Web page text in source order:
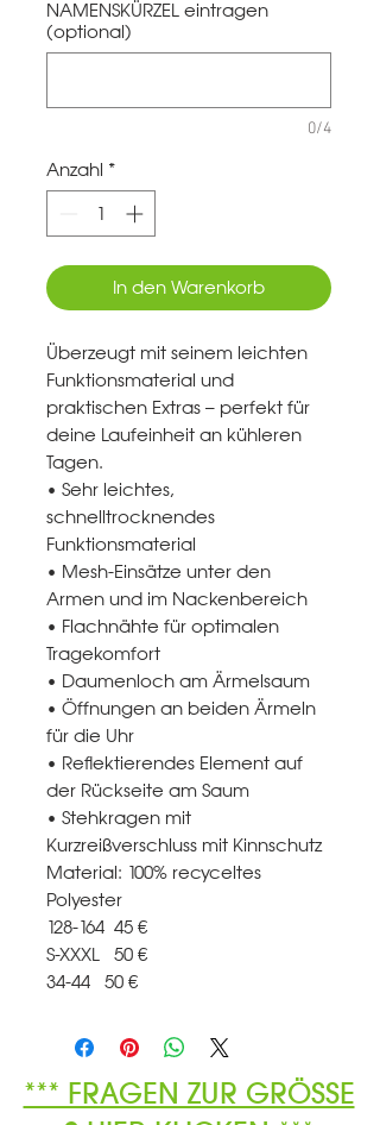
NAMENSKÜRZEL eintragen
(optional)
0/4
Anzahl *
In den Warenkorb
Überzeugt mit seinem leichten
Funktionsmaterial und
praktischen Extras – perfekt für
deine Laufeinheit an kühleren
Tagen.
• Sehr leichtes,
schnelltrocknendes
Funktionsmaterial
• Mesh-Einsätze unter den
Armen und im Nackenbereich
• Flachnähte für optimalen
Tragekomfort
• Daumenloch am Ärmelsaum
• Öffnungen an beiden Ärmeln
für die Uhr
• Reflektierendes Element auf
der Rückseite am Saum
• Stehkragen mit
Kurzreißverschluss mit Kinnschutz
Material: 100% recyceltes
Polyester
128-164 45 €
S-XXXL 50 €
34-44 50 €
*** FRAGEN ZUR GRÖSSE